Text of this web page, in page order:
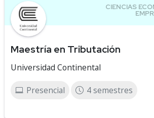
Maestría en Tributación
Universidad Continental
Presencial 4 semestres